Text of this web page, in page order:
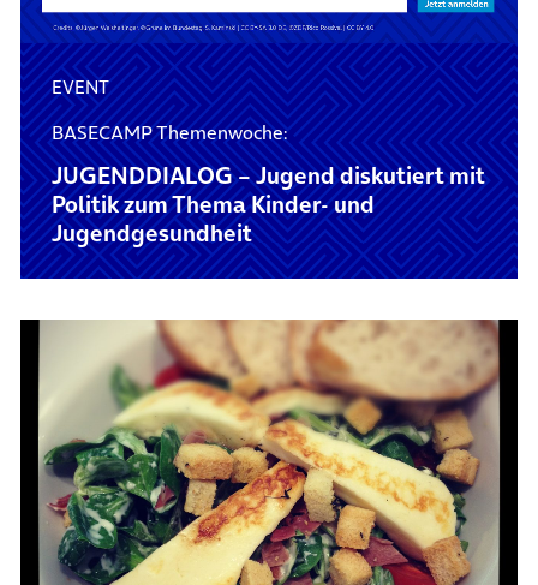
EVENT
BASECAMP Themenwoche:
JUGENDDIALOG – Jugend diskutiert mit
Politik zum Thema Kinder- und
Jugendgesundheit